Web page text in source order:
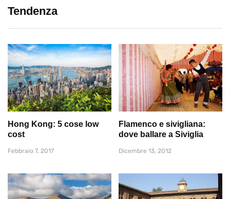
Tendenza
Hong Kong: 5 cose low
cost
Febbraio 7, 2017
Flamenco e sivigliana:
dove ballare a Siviglia
Dicembre 13, 2012